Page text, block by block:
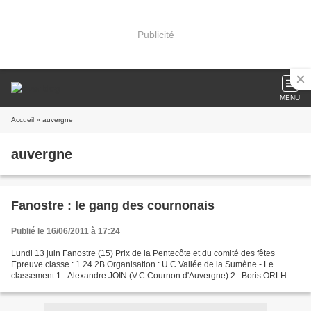
Publicité
MENU
Accueil » auvergne
auvergne
Fanostre : le gang des cournonais
Publié le 16/06/2011 à 17:24
Lundi 13 juin Fanostre (15) Prix de la Pentecôte et du comité des fêtes
Epreuve classe : 1.24.2B Organisation : U.C.Vallée de la Sumène - Le
classement 1 : Alexandre JOIN (V.C.Cournon d'Auvergne) 2 : Boris ORLHAC